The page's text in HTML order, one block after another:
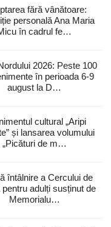
fără vânătoare:
personală Ana Maria
în cadrul fe…
2026: Peste 100
în perioada 6-9
august la D…
cultural „Aripi
și lansarea volumului
„Picături de m…
întâlnire a Cercului de
pentru adulți susținut de
Memorialu…